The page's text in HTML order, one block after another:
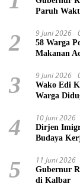
Paruh
2 9 Juni 2026
58 Warga
Makanan
3 9 Juni 2026
Wako Edi
Warga
4 10 Juni 2026
Dirjen
Budaya
5 11 Juni 2026
Gubernur
di Kalbar